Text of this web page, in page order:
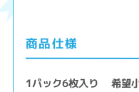
商品仕様
1パック6枚入り 希望